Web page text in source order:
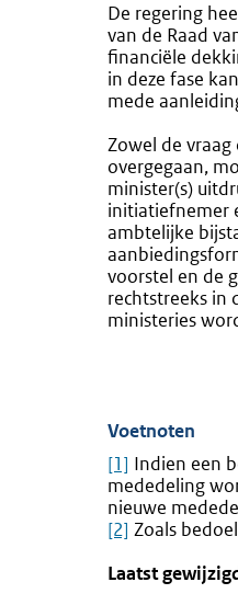
De regering
van de Raad
financiële
in deze fase
mede
Zowel de
overgegaan,
minister(s)
initiatiefnemer
ambtelijke
voorstel en de
rechtstreeks in
ministeries
Voetnoten
[1] Indien een
mededeling
nieuwe
[2] Zoals
Laatst